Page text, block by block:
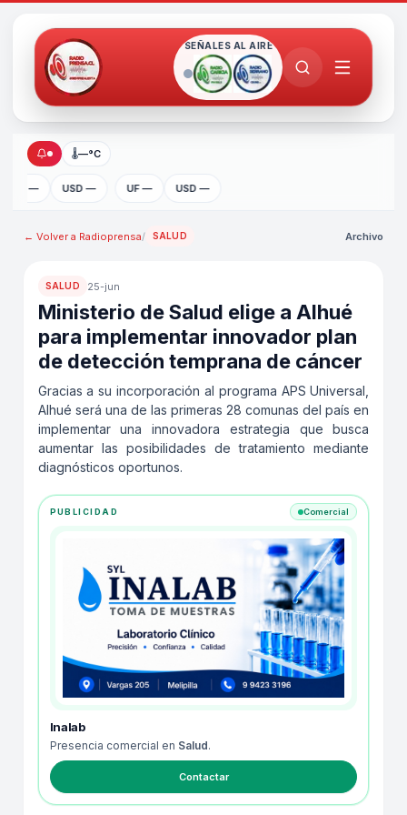
SEÑALES AL AIRE
🌡—°C
UF — USD — UF — USD —
← Volver a Radioprensa/ SALUD Archivo
SALUD 25-jun
Ministerio de Salud elige a Alhué
para implementar innovador plan
de detección temprana de cáncer
Gracias a su incorporación al programa APS Universal,
Alhué será una de las primeras 28 comunas del país en
implementar una innovadora estrategia que busca
aumentar las posibilidades de tratamiento mediante
diagnósticos oportunos.
PUBLICIDAD Comercial
Inalab
Presencia comercial en Salud.
Contactar